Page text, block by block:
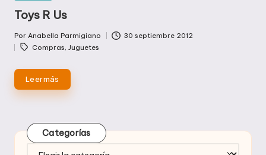
Toys R Us
Publicado
por
Por Anabella Parmigiano 30 septiembre 2012
Etiquetas:
Compras, Juguetes
Leer más
Categorías